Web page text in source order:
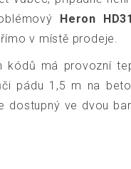
Heron
v místě prodeje.
kódů má provozní
pádu 1,5 m na
dostupný ve dvou